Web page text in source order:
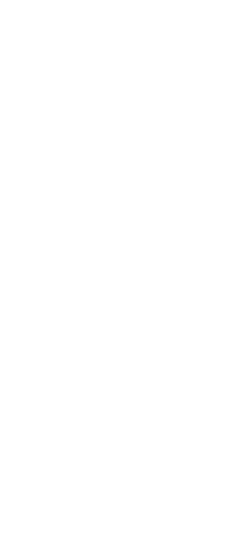
bekommen.
fällt aber unter den
Das heißt: In einem ersten
es Ihren steuerpflichtigen
berechnet es Ihren Steuersatz.
es diesen Steuersatz auf Ihre
– ohne das Elterngeld – an.
Sie Elterngeld ab dem
Kind in Ihren Haushalt
gilt auch, wenn das Verfahren
ist, Sie das Kind
Adoption aufgenommen haben.
des Kindes bekommen Sie für
mehr.
Elterngeld stehen und Kindergeld
auch ein Anspruch auf den
Anspruch auf
Sie mit dem